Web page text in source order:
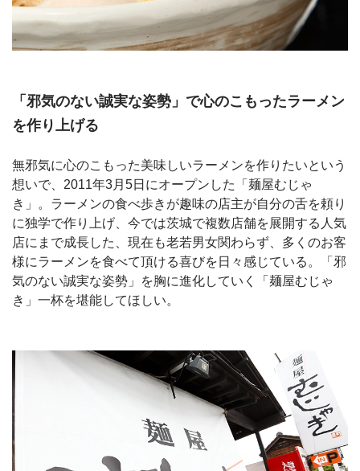
「邪気のない誠実な姿勢」で心のこもったラーメン
を作り上げる
無邪気に心のこもった美味しいラーメンを作りたいという
想いで、2011年3月5日にオープンした「麺屋むじゃ
き」。ラーメンの食べ歩きが趣味の店主が自分の舌を頼り
に独学で作り上げ、今では茨城で複数店舗を展開する人気
店にまで成長した、現在も老若男女関わらず、多くのお客
様にラーメンを食べて頂ける喜びを日々感じている。「邪
気のない誠実な姿勢」を胸に進化していく「麺屋むじゃ
き」一杯を堪能してほしい。